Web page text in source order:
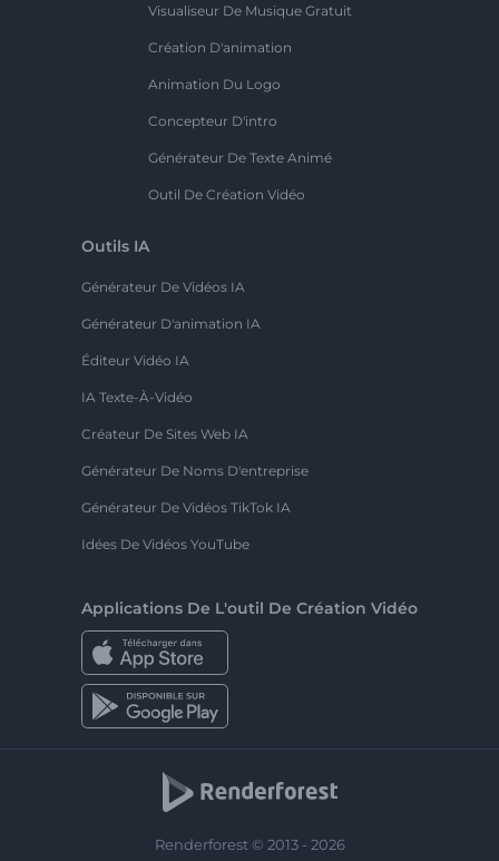
Visualiseur De Musique Gratuit
Création D'animation
Animation Du Logo
Concepteur D'intro
Générateur De Texte Animé
Outil De Création Vidéo
Outils IA
Générateur De Vidéos IA
Générateur D'animation IA
Éditeur Vidéo IA
IA Texte-À-Vidéo
Créateur De Sites Web IA
Générateur De Noms D'entreprise
Générateur De Vidéos TikTok IA
Idées De Vidéos YouTube
Applications De L'outil De Création Vidéo
Renderforest © 2013 - 2026